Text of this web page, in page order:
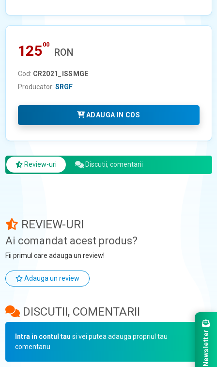
125 00
RON
Cod: CR2021_ISSMGE
Producator: SRGF
ADAUGA IN COS
Review-uri Discutii, comentarii
REVIEW-URI
Ai comandat acest produs?
Fii primul care adauga un review!
Adauga un review
DISCUTII, COMENTARII
Intra in contul tau si vei putea adauga propriul tau
comentariu
Newsletter